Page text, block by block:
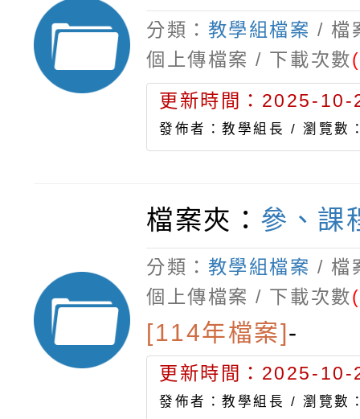
分類： 教學組檔案 / 檔
個上傳檔案 / 下載次數
更新時間：2025-
發佈者：教學組長 /瀏覽數
檔案夾： 參、課
分類： 教學組檔案 / 檔
個上傳檔案 / 下載次數
[114年檔案]-
更新時間：2025-
發佈者：教學組長 /瀏覽數